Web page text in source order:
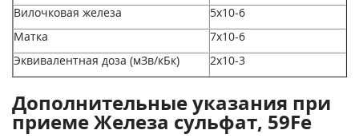
Вилочковая железа
5х10-6
Матка
7х10-6
Эквивалентная доза (мЗв/кБк)
2х10-3
Дополнительные указания при
приеме Железа сульфат, 59Fe